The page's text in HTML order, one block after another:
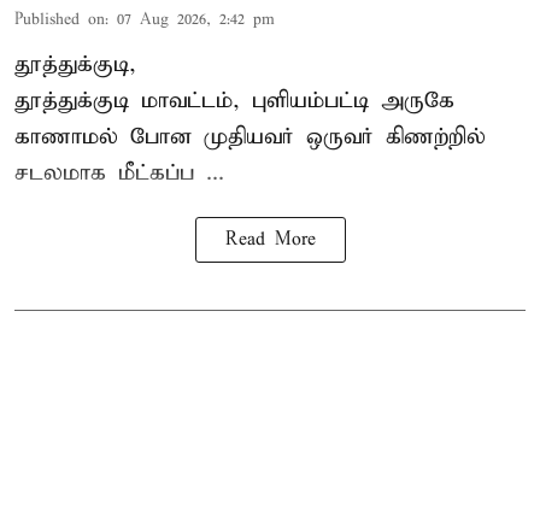
Published on: 07 Aug 2026, 2:42 pm
தூத்துக்குடி,
தூத்துக்குடி மாவட்டம், புளியம்பட்டி அருகே
காணாமல் போன முதியவர் ஒருவர் கிணற்றில்
சடலமாக மீட்கப்ப ...
Read More